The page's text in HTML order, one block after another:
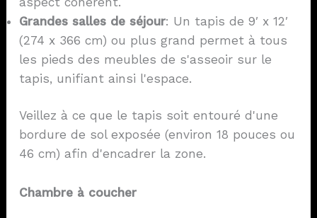
Grandes salles de séjour: Un tapis de 9′ x 12′
(274 x 366 cm) ou plus grand permet à tous
les pieds des meubles de s'asseoir sur le
tapis, unifiant ainsi l'espace.
Veillez à ce que le tapis soit entouré d'une
bordure de sol exposée (environ 18 pouces ou
46 cm) afin d'encadrer la zone.
Chambre à coucher